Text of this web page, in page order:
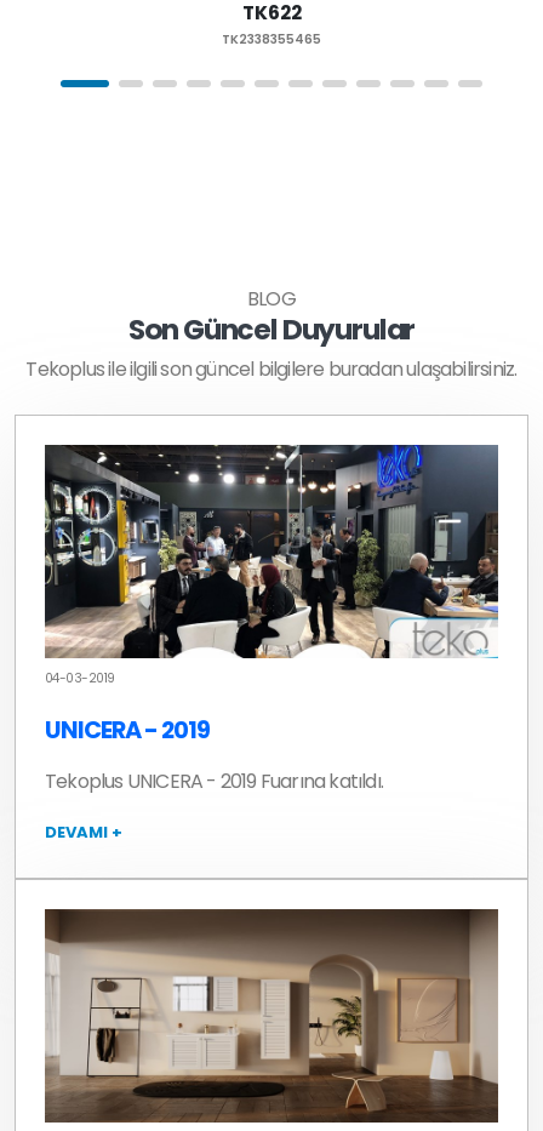
TK622
TK2338355465
BLOG
Son Güncel Duyurular
Tekoplus ile ilgili son güncel bilgilere buradan ulaşabilirsiniz.
04-03-2019
UNICERA - 2019
Tekoplus UNICERA - 2019 Fuarına katıldı.
DEVAMI +